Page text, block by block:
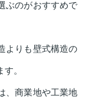
ぶのがおすすめで
よりも壁式構造の
。
、商業地や工業地